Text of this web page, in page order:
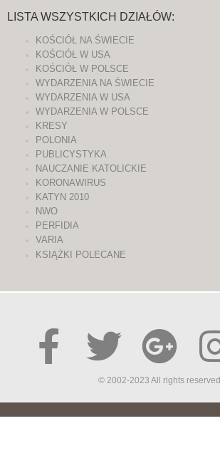
LISTA WSZYSTKICH DZIAŁÓW:
KOŚCIÓŁ NA ŚWIECIE
KOŚCIÓŁ W USA
KOŚCIÓŁ W POLSCE
WYDARZENIA NA ŚWIECIE
WYDARZENIA W USA
WYDARZENIA W POLSCE
KRESY
POLONIA
PUBLICYSTYKA
NAUCZANIE KATOLICKIE
KORONAWIRUS
KATYN 2010
NWO
PERFIDIA
VARIA
KSIĄŻKI POLECANE
© 2002-2023 All rights reserved